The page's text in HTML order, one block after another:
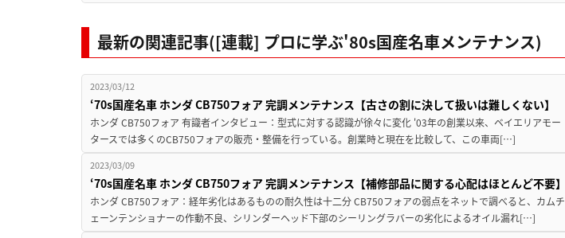
最新の関連記事([連載] プロに学ぶ'80s国産名車メンテナンス)
2023/03/12
‘70s国産名車 ホンダ CB750フォア 完調メンテナンス【古さの割に決して扱いは難しくない】
ホンダ CB750フォア 有識者インタビュー：型式に対する認識が徐々に変化 '03年の創業以来、ベイエリアモー
タースでは多くのCB750フォアの販売・整備を行っている。創業時と現在を比較して、この車両[…]
2023/03/09
‘70s国産名車 ホンダ CB750フォア 完調メンテナンス【補修部品に関する心配はほとんど不要】
ホンダ CB750フォア：経年劣化はあるものの耐久性は十二分 CB750フォアの弱点をネットで調べると、カムチ
ェーンテンショナーの作動不良、シリンダーヘッド下部のシーリングラバーの劣化によるオイル漏れ[…]